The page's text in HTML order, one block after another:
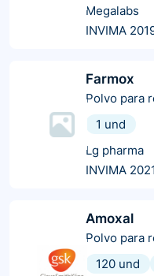
Megalabs
INVIMA
Farmox
Polvo para
1 und
Lg pharma
INVIMA
Amoxal
Polvo para
120 und